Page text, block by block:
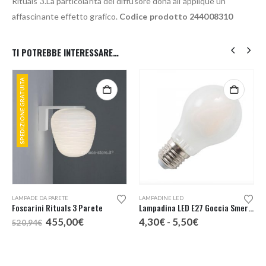
affascinante effetto grafico. Codice prodotto 244008310
TI POTREBBE INTERESSARE…
SPEDIZIONE GRATUITA
LAMPADE DA PARETE
Foscarini Rituals 3 Parete
520,94€ Il
prezzo
455,00€Il
LAMPADINE LED
Lampadina LED E27 Goccia Smerigliata
4,30€ - 5,50€Fascia